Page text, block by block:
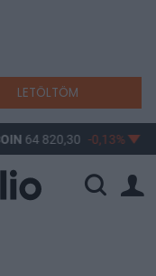
LETÖLTÖM
64 820,30 -0,13%